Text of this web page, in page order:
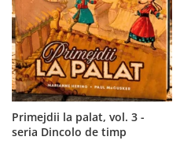
Primejdii la palat, vol. 3 -
seria Dincolo de timp